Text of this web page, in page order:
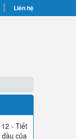
Liên hệ
- Tiết
của